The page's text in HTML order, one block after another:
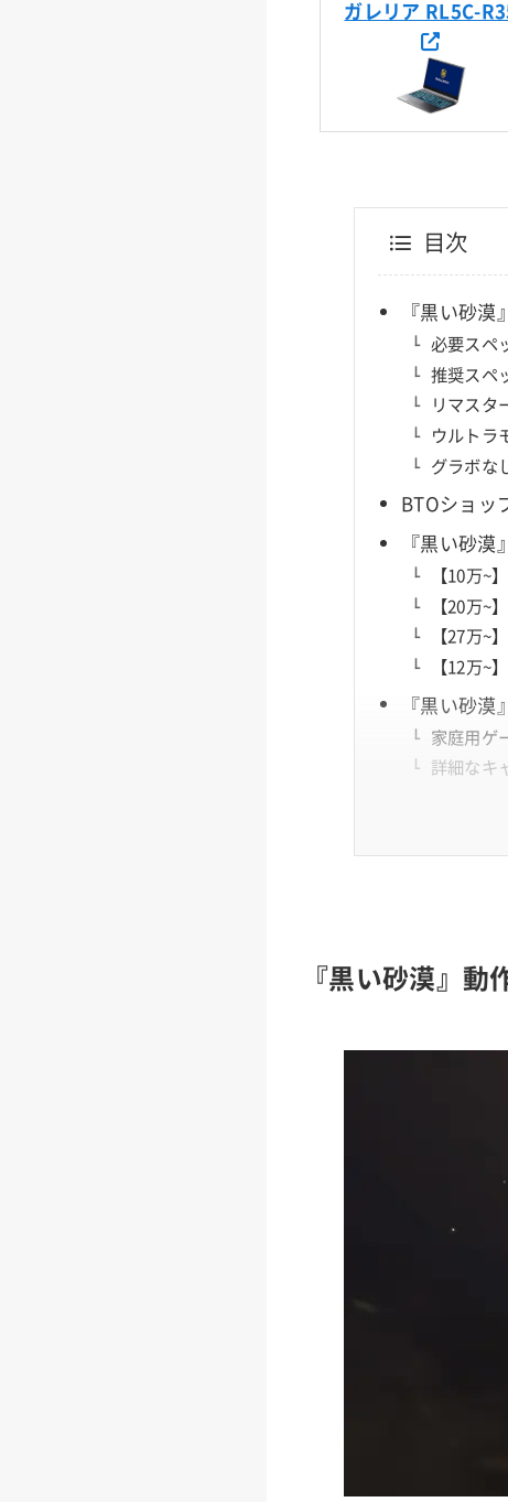
ガレリア RL5C-
目次
『黒い砂漠
必要スペ
推奨スペ
リマスタ
ウルトラ
グラボな
BTOショッ
『黒い砂漠
【10万~
【20万~
【27万~
【12万~
『黒い砂漠
家庭用ゲ
詳細なキ
『黒い砂漠』動